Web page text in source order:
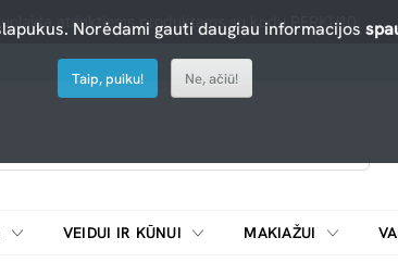
atrinktiems produktams su kodu PERKU10
VEIDUI IR KŪNUI MAKIAŽUI
Norėdami gauti daugiau informacijos
Taip, puiku! Ne, ačiū!